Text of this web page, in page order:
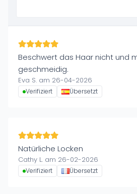
Beschwert das Haar nicht und
geschmeidig.
Eva S. am 26-04-2026
Verifiziert Übersetzt
Natürliche Locken
Cathy L. am 26-02-2026
Verifiziert Übersetzt